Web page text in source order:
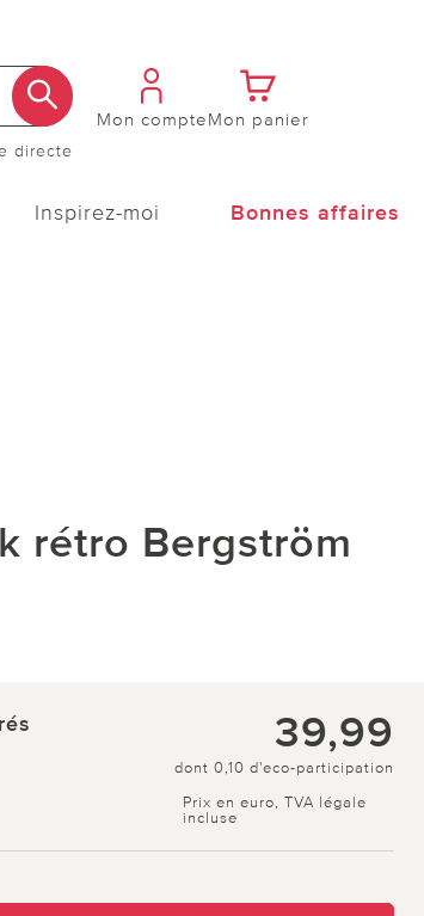
directe
Mon compteMon panier
Inspirez-moi Bonnes affaires
rétro Bergström
39,99
dont 0,10 d'eco-participation
Prix en euro, TVA légale
incluse